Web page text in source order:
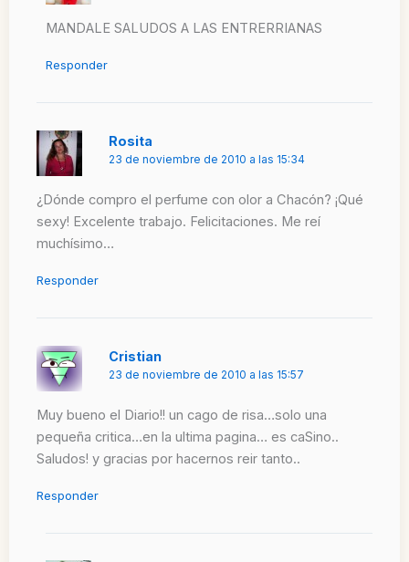
MANDALE SALUDOS A LAS ENTRERRIANAS
Responder
Rosita
23 de noviembre de 2010 a las 15:34
¿Dónde compro el perfume con olor a Chacón? ¡Qué
sexy! Excelente trabajo. Felicitaciones. Me reí
muchísimo…
Responder
Cristian
23 de noviembre de 2010 a las 15:57
Muy bueno el Diario!! un cago de risa…solo una
pequeña critica…en la ultima pagina… es caSino..
Saludos! y gracias por hacernos reir tanto..
Responder